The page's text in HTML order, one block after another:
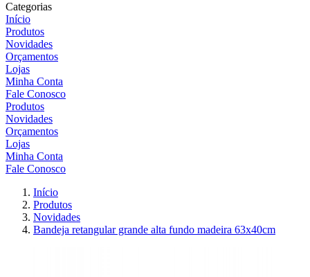
Categorias
Início
Produtos
Novidades
Orçamentos
Lojas
Minha Conta
Fale Conosco
Produtos
Novidades
Orçamentos
Lojas
Minha Conta
Fale Conosco
Início
Produtos
Novidades
Bandeja retangular grande alta fundo madeira 63x40cm